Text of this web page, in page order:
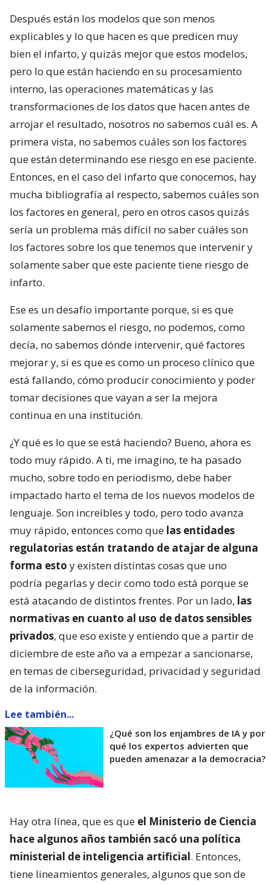
Después están los modelos que son menos
explicables y lo que hacen es que predicen muy
bien el infarto, y quizás mejor que estos modelos,
pero lo que están haciendo en su procesamiento
interno, las operaciones matemáticas y las
transformaciones de los datos que hacen antes de
arrojar el resultado, nosotros no sabemos cuál es. A
primera vista, no sabemos cuáles son los factores
que están determinando ese riesgo en ese paciente.
Entonces, en el caso del infarto que conocemos, hay
mucha bibliografía al respecto, sabemos cuáles son
los factores en general, pero en otros casos quizás
sería un problema más difícil no saber cuáles son
los factores sobre los que tenemos que intervenir y
solamente saber que este paciente tiene riesgo de
infarto.
Ese es un desafío importante porque, si es que
solamente sabemos el riesgo, no podemos, como
decía, no sabemos dónde intervenir, qué factores
mejorar y, si es que es como un proceso clínico que
está fallando, cómo producir conocimiento y poder
tomar decisiones que vayan a ser la mejora
continua en una institución.
¿Y qué es lo que se está haciendo? Bueno, ahora es
todo muy rápido. A ti, me imagino, te ha pasado
mucho, sobre todo en periodismo, debe haber
impactado harto el tema de los nuevos modelos de
lenguaje. Son increíbles y todo, pero todo avanza
muy rápido, entonces como que las entidades
regulatorias están tratando de atajar de alguna
forma esto y existen distintas cosas que uno
podría pegarlas y decir como todo está porque se
está atacando de distintos frentes. Por un lado, las
normativas en cuanto al uso de datos sensibles
privados, que eso existe y entiendo que a partir de
diciembre de este año va a empezar a sancionarse,
en temas de ciberseguridad, privacidad y seguridad
de la información.
Lee también...
¿Qué son los enjambres de IA y por
qué los expertos advierten que
pueden amenazar a la democracia?
Hay otra línea, que es que el Ministerio de Ciencia
hace algunos años también sacó una política
ministerial de inteligencia artificial. Entonces,
tiene lineamientos generales, algunos que son de